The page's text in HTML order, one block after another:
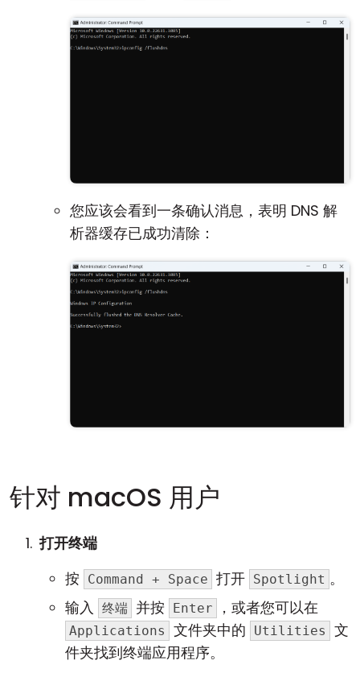
您应该会看到一条确认消息，表明 DNS 解
析器缓存已成功清除：
针对 macOS 用户
打开终端
按
Command + Space 打开 Spotlight 。
输入 终端 并按 Enter ，或者您可以在
Applications 文件夹中的 Utilities
文
件夹找到终端应用程序。